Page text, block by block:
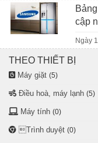
cập
Ngày
THEO THIẾT BỊ
Máy giặt (5)
Điều hoà, máy lạnh (5)
Máy tính (0)
Trình duyệt (0)